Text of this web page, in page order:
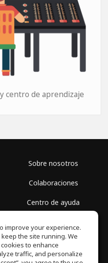
centro de aprendizaje
Sobre nosotros
Colaboraciones
Centro de ayuda
Política de privacidad
improve your experience.
the site running. We
to enhance
traffic, and personalize